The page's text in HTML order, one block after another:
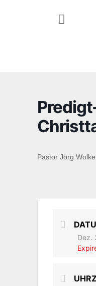
Pastor Jörg Wolke
Dez.